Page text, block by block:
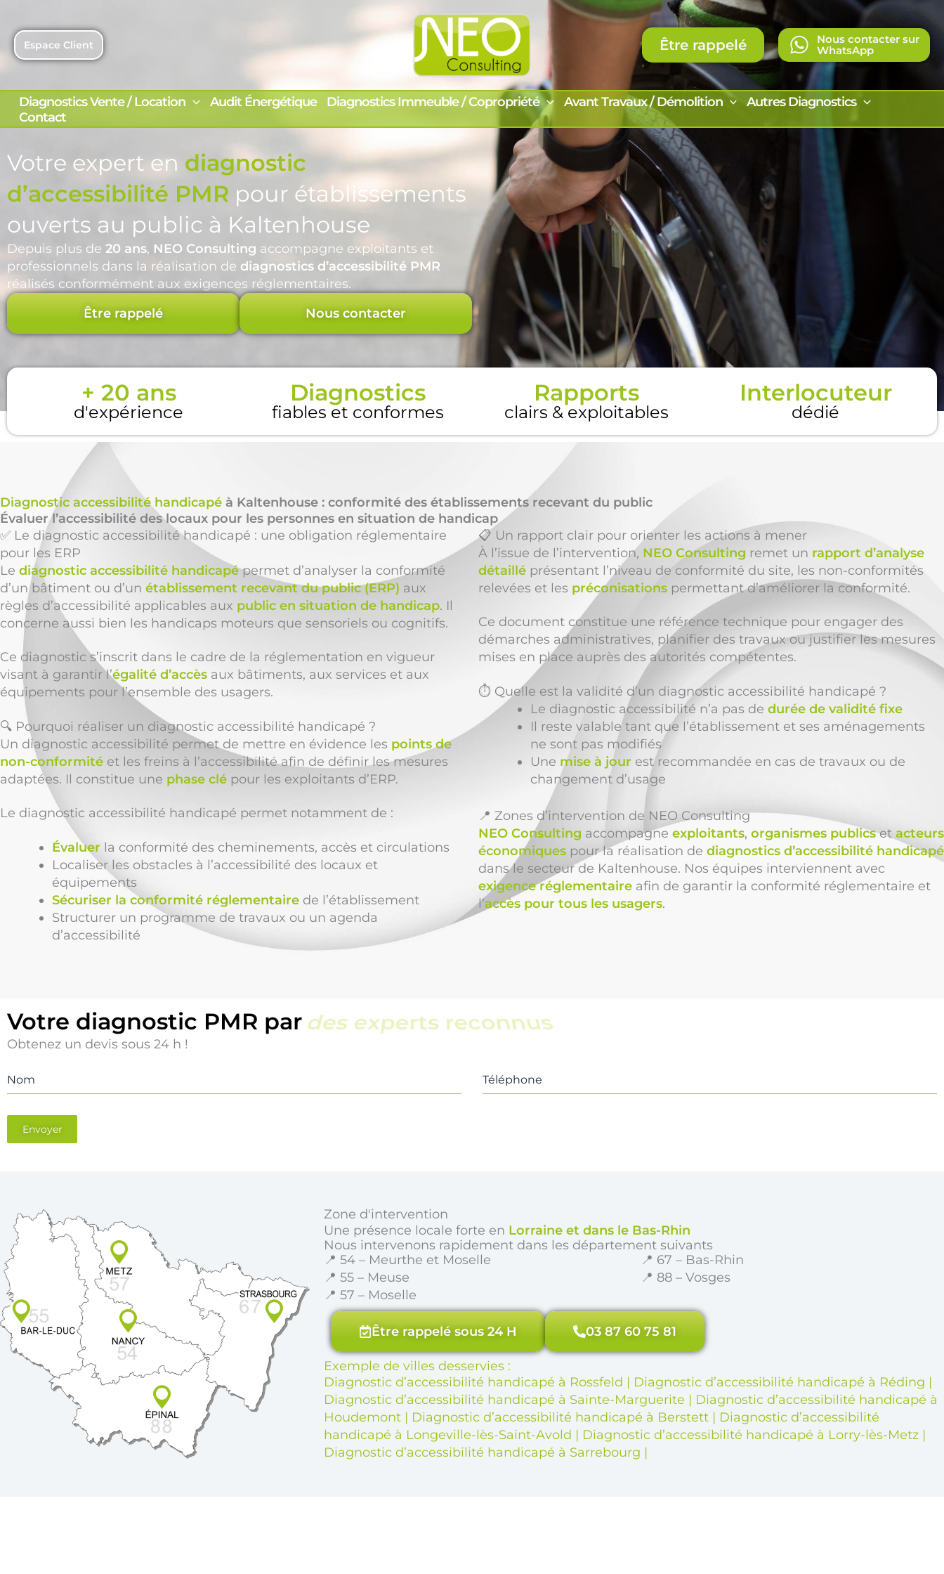
contenuEspace Client Être rappelé
Nous contacter sur
WhatsApp
Diagnostics Vente / Location Audit Énergétique Diagnostics Immeuble / Copropriété Avant Travaux / Démolition
Autres Diagnostics
Contact
Votre expert en diagnostic
d’accessibilité PMR pour établissements
ouverts au public à Kaltenhouse
Depuis plus de 20 ans, NEO Consulting accompagne exploitants et
professionnels dans la réalisation de diagnostics d’accessibilité PMR
réalisés conformément aux exigences réglementaires.
Être rappelé
Nous contacter
+ 20 ans
d'expérience
Diagnostics
fiables et conformes
Rapports
clairs & exploitables
Interlocuteur
dédié
Diagnostic accessibilité handicapé à Kaltenhouse : conformité des établissements recevant du public
Évaluer l’accessibilité des locaux pour les personnes en situation de handicap
✅ Le diagnostic accessibilité handicapé : une obligation réglementaire
pour les ERP
Le diagnostic accessibilité handicapépermet d’analyser la conformité
d’un bâtiment ou d’un établissement recevant du public (ERP) aux
règles d’accessibilité applicables aux public en situation de handicap. Il
concerne aussi bien les handicaps moteurs que sensoriels ou cognitifs.
Ce diagnostic s’inscrit dans le cadre de la réglementation en vigueur
visant à garantir l’égalité d’accès aux bâtiments, aux services et aux
équipements pour l’ensemble des usagers.
🔍 Pourquoi réaliser un diagnostic accessibilité handicapé ?
Un diagnostic accessibilité permet de mettre en évidence les points de
non-conformité et les freins à l’accessibilité afin de définir les mesures
adaptées. Il constitue une phase clé pour les exploitants d’ERP.
Le diagnostic accessibilité handicapé permet notamment de :
Évaluer la conformité des cheminements, accès et circulations
Localiser les obstacles à l’accessibilité des locaux et
équipements
Sécuriser la conformité réglementaire de l’établissement
Structurer un programme de travaux ou un agenda
d’accessibilité
📋 Un rapport clair pour orienter les actions à mener
À l’issue de l’intervention, NEO Consulting remet un rapport d’analyse
détaillé présentant l’niveau de conformité du site, les non-conformités
relevées et les préconisations permettant d’améliorer la conformité.
Ce document constitue une référence technique pour engager des
démarches administratives, planifier des travaux ou justifier les mesures
mises en place auprès des autorités compétentes.
⏱️ Quelle est la validité d’un diagnostic accessibilité handicapé ?
Le diagnostic accessibilité n’a pas de durée de validité fixe
Il reste valable tant que l’établissement et ses aménagements
ne sont pas modifiés
Une mise à jour est recommandée en cas de travaux ou de
changement d’usage
📍 Zones d’intervention de NEO Consulting
NEO Consulting accompagne exploitants, organismes publicset acteurs
économiques pour la réalisation de diagnostics d’accessibilité handicapé
dans le secteur de Kaltenhouse. Nos équipes interviennent avec
exigence réglementaire afin de garantir la conformité réglementaire et
l’accès pour tous les usagers.
Votre diagnostic PMR par une équipe locale
Obtenez un devis sous 24 h !
Nom Téléphone
Envoyer
Zone d'intervention
Une présence locale forte en Lorraine et dans le Bas-Rhin
Nous intervenons rapidement dans les département suivants
📍 54 – Meurthe et Moselle
📍 55 – Meuse
📍 57 – Moselle
📍 67 – Bas-Rhin
📍 88 – Vosges
Être rappelé sous 24 H 03 87 60 75 81
Exemple de villes desservies :
Diagnostic d’accessibilité handicapé à Rossfeld | Diagnostic d’accessibilité handicapé à Réding |
Diagnostic d’accessibilité handicapé à Sainte-Marguerite | Diagnostic d’accessibilité handicapé à
Houdemont | Diagnostic d’accessibilité handicapé à Berstett | Diagnostic d’accessibilité
handicapé à Longeville-lès-Saint-Avold | Diagnostic d’accessibilité handicapé à Lorry-lès-Metz |
Diagnostic d’accessibilité handicapé à Sarrebourg |